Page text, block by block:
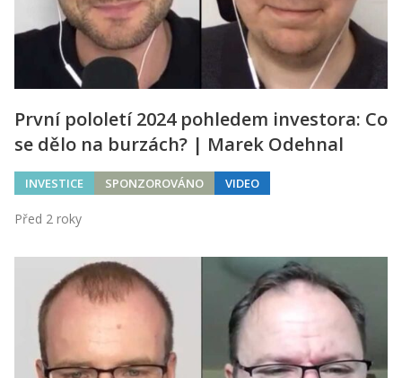
První pololetí 2024 pohledem investora: Co
se dělo na burzách? | Marek Odehnal
INVESTICE SPONZOROVÁNO VIDEO
Před 2 roky